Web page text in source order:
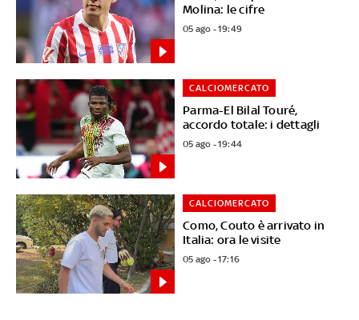
Molina: le cifre
05 ago - 19:49
Parma-El Bilal Touré,
accordo totale: i dettagli
CALCIOMERCATO
05 ago - 19:44
Como, Couto è arrivato in
Italia: ora le visite
CALCIOMERCATO
05 ago - 17:16